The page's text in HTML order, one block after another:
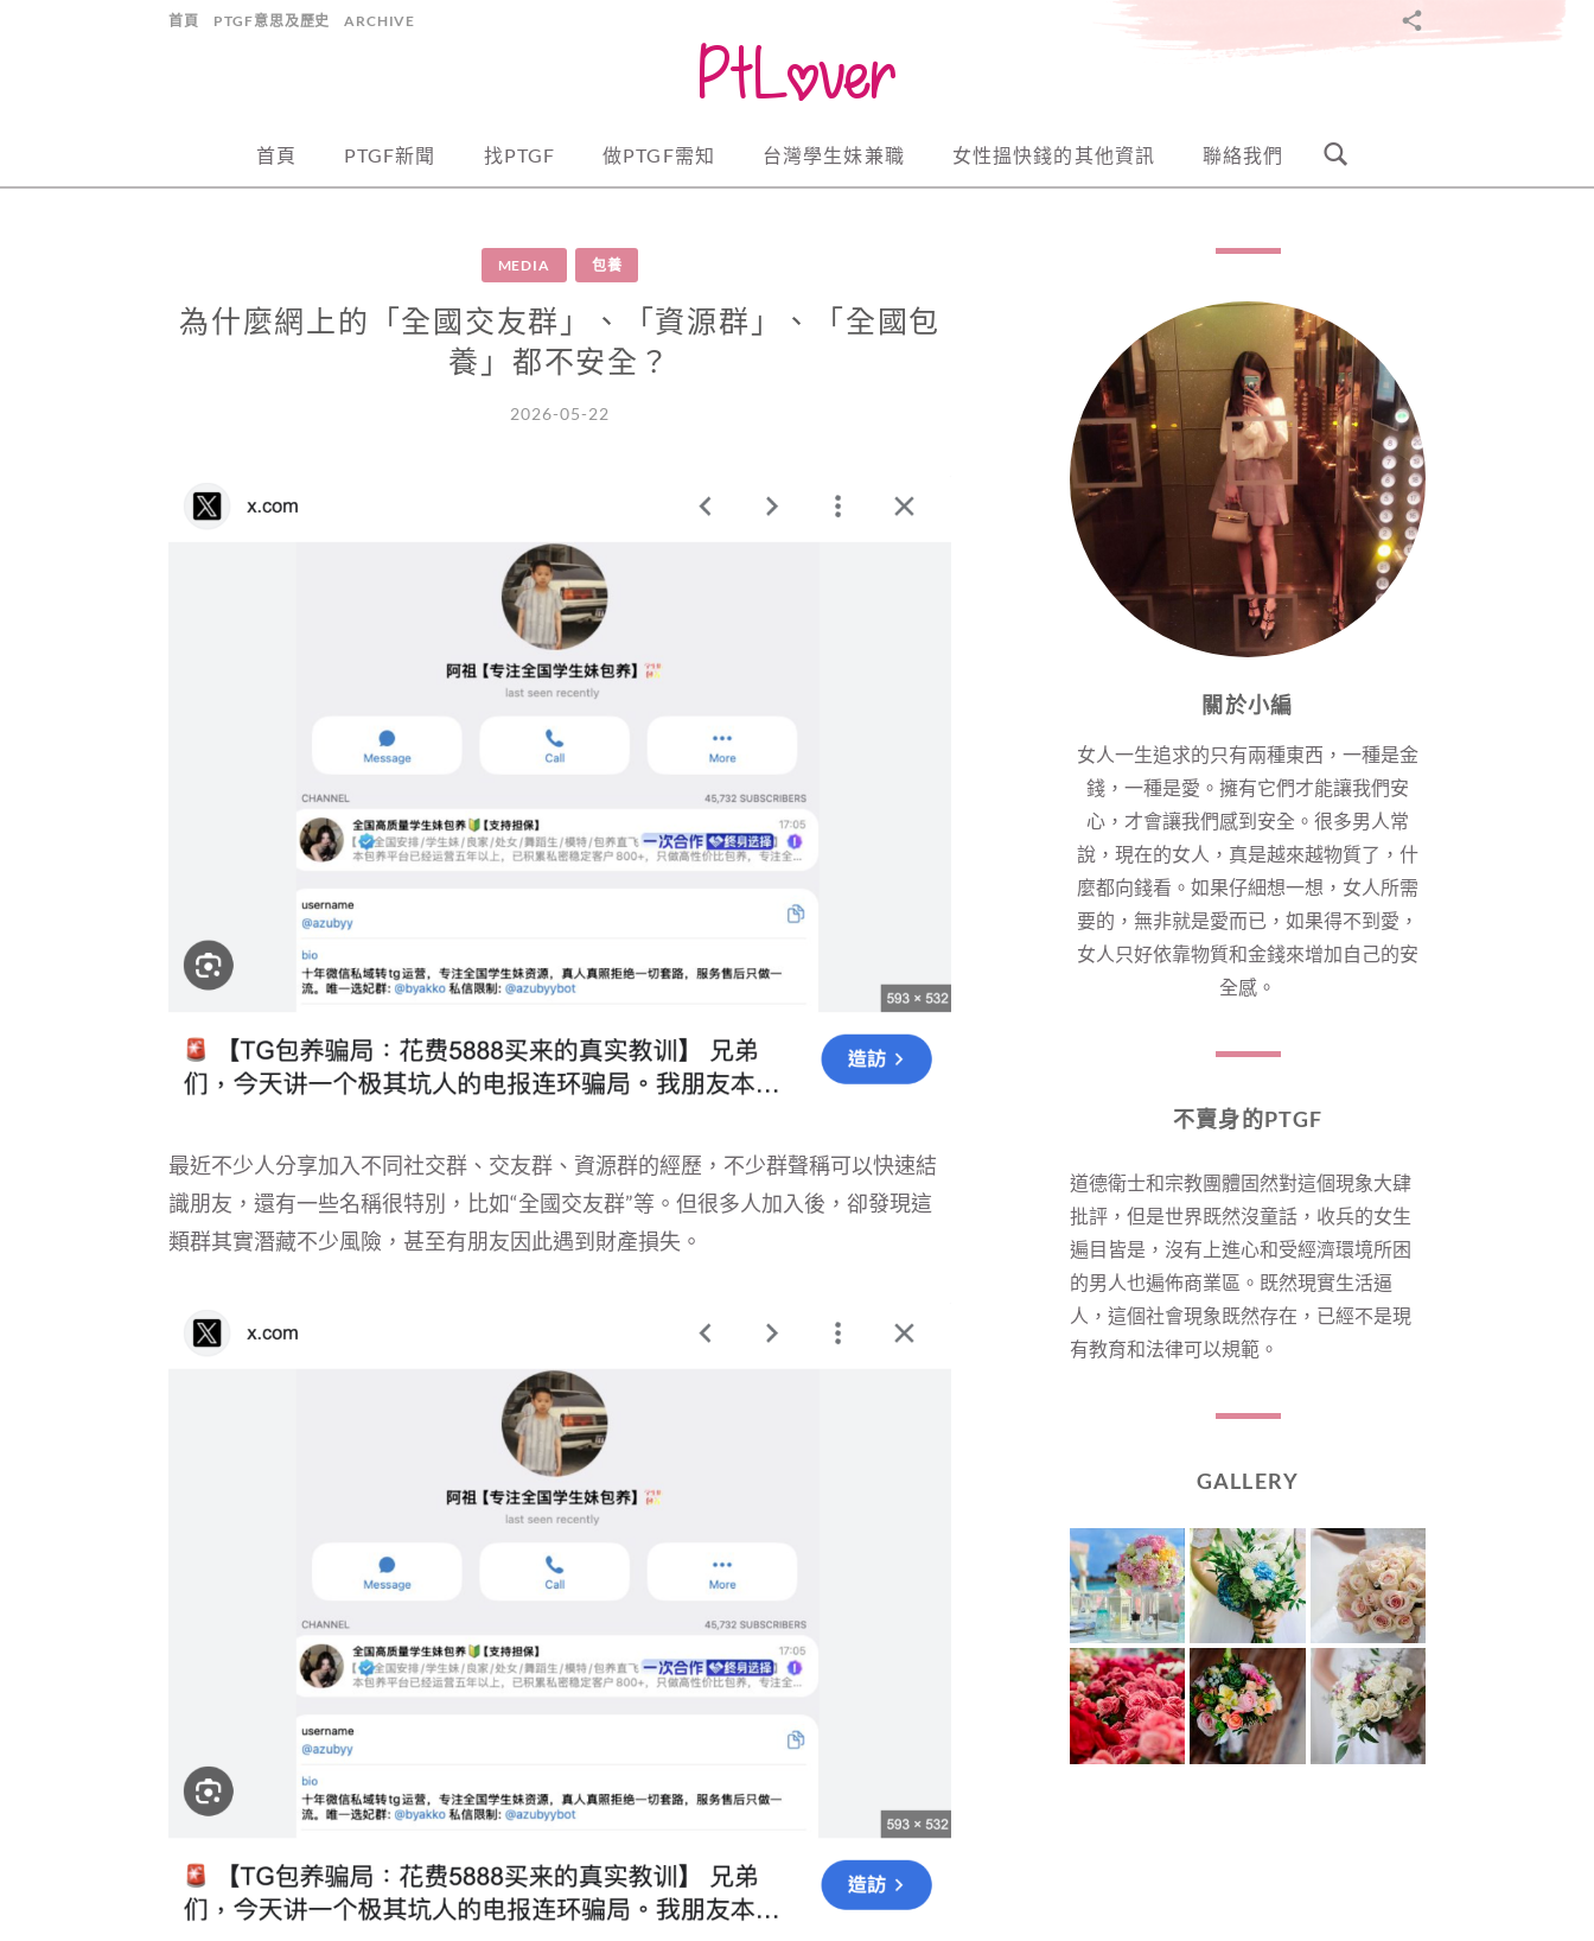
首頁 PTGF意思及歷史 ARCHIVE
約炮、包養香港台灣大攻略
首頁 PTGF新聞 找PTGF 做PTGF需知 台灣學生妹兼職 女性搵快錢的其他資訊 聯絡我們
MEDIA 包養
為什麼網上的「全國交友群」、「資源群」、「全國包
養」都不安全？
2026-05-22
最近不少人分享加入不同社交群、交友群、資源群的經歷，不少群聲稱可以快速結
識朋友，還有一些名稱很特別，比如“全國交友群”等。但很多人加入後，卻發現這
類群其實潛藏不少風險，甚至有朋友因此遇到財產損失。
關於小編
女人一生追求的只有兩種東西，一種是金
錢，一種是愛。擁有它們才能讓我們安
心，才會讓我們感到安全。很多男人常
說，現在的女人，真是越來越物質了，什
麼都向錢看。如果仔細想一想，女人所需
要的，無非就是愛而已，如果得不到愛，
女人只好依靠物質和金錢來增加自己的安
全感。
不賣身的PTGF
道德衛士和宗教團體固然對這個現象大肆
批評，但是世界既然沒童話，收兵的女生
遍目皆是，沒有上進心和受經濟環境所困
的男人也遍佈商業區。既然現實生活逼
人，這個社會現象既然存在，已經不是現
有教育和法律可以規範。
GALLERY